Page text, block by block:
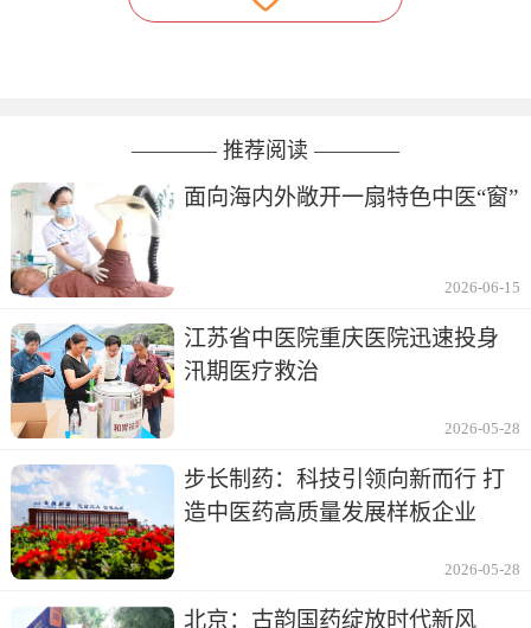
———— 推荐阅读 ————
面向海内外敞开一扇特色中医“窗”
2026-06-15
江苏省中医院重庆医院迅速投身
汛期医疗救治
2026-05-28
步长制药：科技引领向新而行 打
造中医药高质量发展样板企业
2026-05-28
北京：古韵国药绽放时代新风